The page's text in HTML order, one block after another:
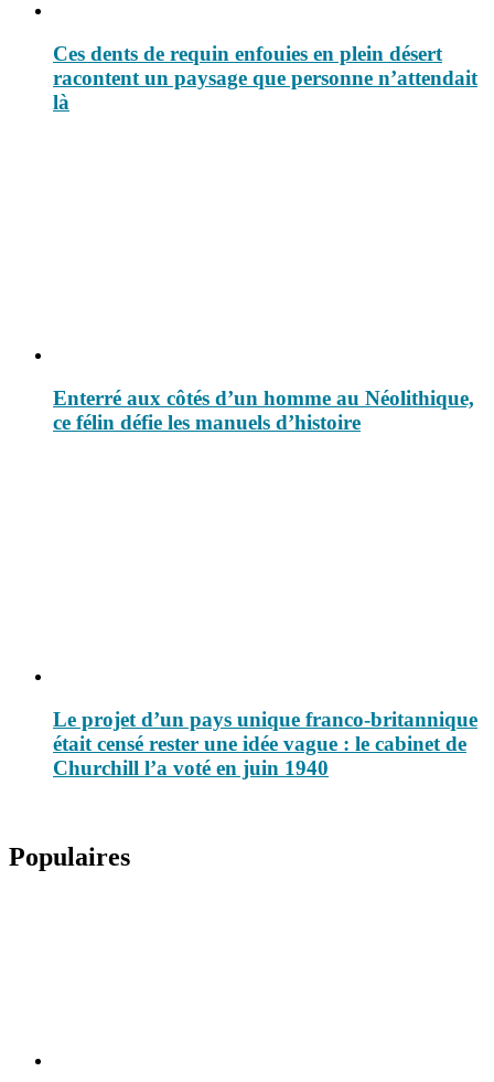
Ces dents de requin enfouies en plein désert
racontent un paysage que personne n’attendait
là
Enterré aux côtés d’un homme au Néolithique,
ce félin défie les manuels d’histoire
Le projet d’un pays unique franco-britannique
était censé rester une idée vague : le cabinet de
Churchill l’a voté en juin 1940
Populaires